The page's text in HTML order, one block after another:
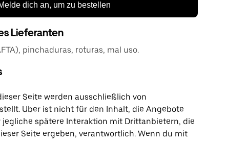
dich an, um zu bestellen
Lieferanten
pinchaduras, roturas, mal uso.
Seite werden ausschließlich von
Uber ist nicht für den Inhalt, die Angebote
spätere Interaktion mit Drittanbietern, die
Seite ergeben, verantwortlich. Wenn du mit